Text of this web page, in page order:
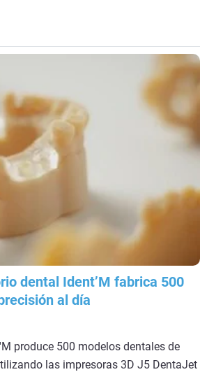
dental Ident’M fabrica 500
al día
produce 500 modelos dentales de
las impresoras 3D J5 DentaJet